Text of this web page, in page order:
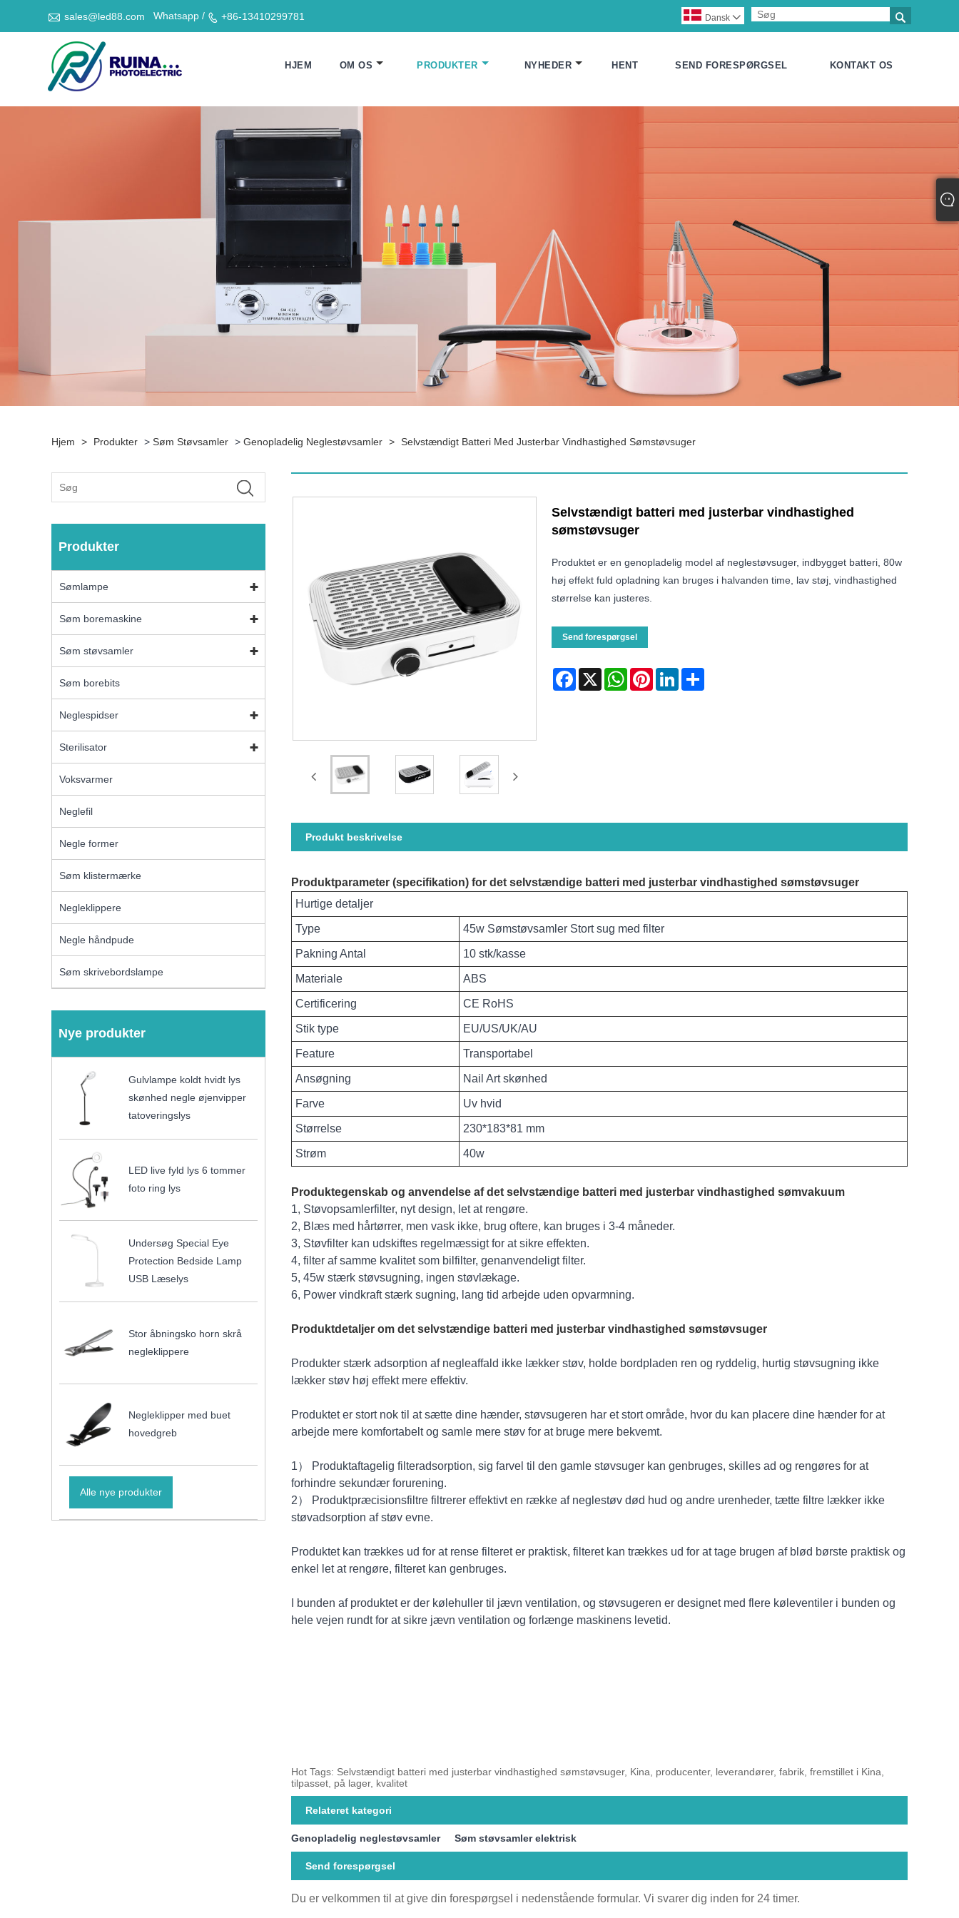
 sales@led88.com Whatsapp /  +86-13410299781 
Dansk 
HJEM OM OS PRODUKTER NYHEDER HENT SEND FORESPØRGSEL KONTAKT OS
Hjem > Produkter > Søm Støvsamler > Genopladelig Neglestøvsamler > Selvstændigt Batteri Med Justerbar Vindhastighed Sømstøvsuger
Produkter
Sømlampe
Søm boremaskine
Søm støvsamler
Søm borebits
Neglespidser
Sterilisator
Voksvarmer
Neglefil
Negle former
Søm klistermærke
Negleklippere
Negle håndpude
Søm skrivebordslampe
Nye produkter
Gulvlampe koldt hvidt lys
skønhed negle øjenvipper
tatoveringslys
LED live fyld lys 6 tommer
foto ring lys
Undersøg Special Eye
Protection Bedside Lamp
USB Læselys
Stor åbningsko horn skrå
negleklippere
Negleklipper med buet
hovedgreb
Alle nye produkter
Selvstændigt batteri med justerbar vindhastighed
sømstøvsuger
Produktet er en genopladelig model af neglestøvsuger, indbygget batteri, 80w
høj effekt fuld opladning kan bruges i halvanden time, lav støj, vindhastighed
størrelse kan justeres.
Send forespørgsel
Facebook
X WhatsAppPinterestLinkedInShare
Produkt beskrivelse
Produktparameter (specifikation) for det selvstændige batteri med justerbar vindhastighed sømstøvsuger
Hurtige detaljer
Type 45w Sømstøvsamler Stort sug med filter
Pakning Antal 10 stk/kasse
Materiale ABS
Certificering CE RoHS
Stik type EU/US/UK/AU
Feature Transportabel
Ansøgning Nail Art skønhed
Farve Uv hvid
Størrelse 230*183*81 mm
Strøm 40w
Produktegenskab og anvendelse af det selvstændige batteri med justerbar vindhastighed sømvakuum
1, Støvopsamlerfilter, nyt design, let at rengøre.
2, Blæs med hårtørrer, men vask ikke, brug oftere, kan bruges i 3-4 måneder.
3, Støvfilter kan udskiftes regelmæssigt for at sikre effekten.
4, filter af samme kvalitet som bilfilter, genanvendeligt filter.
5, 45w stærk støvsugning, ingen støvlækage.
6, Power vindkraft stærk sugning, lang tid arbejde uden opvarmning.
Produktdetaljer om det selvstændige batteri med justerbar vindhastighed sømstøvsuger
Produkter stærk adsorption af negleaffald ikke lækker støv, holde bordpladen ren og ryddelig, hurtig støvsugning ikke
lækker støv høj effekt mere effektiv.
Produktet er stort nok til at sætte dine hænder, støvsugeren har et stort område, hvor du kan placere dine hænder for at
arbejde mere komfortabelt og samle mere støv for at bruge mere bekvemt.
1） Produktaftagelig filteradsorption, sig farvel til den gamle støvsuger kan genbruges, skilles ad og rengøres for at
forhindre sekundær forurening.
2） Produktpræcisionsfiltre filtrerer effektivt en række af neglestøv død hud og andre urenheder, tætte filtre lækker ikke
støvadsorption af støv evne.
Produktet kan trækkes ud for at rense filteret er praktisk, filteret kan trækkes ud for at tage brugen af ​​blød børste praktisk og
enkel let at rengøre, filteret kan genbruges.
I bunden af ​​produktet er der kølehuller til jævn ventilation, og støvsugeren er designet med flere køleventiler i bunden og
hele vejen rundt for at sikre jævn ventilation og forlænge maskinens levetid.
Hot Tags: Selvstændigt batteri med justerbar vindhastighed sømstøvsuger, Kina, producenter, leverandører, fabrik, fremstillet i Kina,
tilpasset, på lager, kvalitet
Relateret kategori
Genopladelig neglestøvsamler Søm støvsamler elektrisk
Send forespørgsel
Du er velkommen til at give din forespørgsel i nedenstående formular. Vi svarer dig inden for 24 timer.